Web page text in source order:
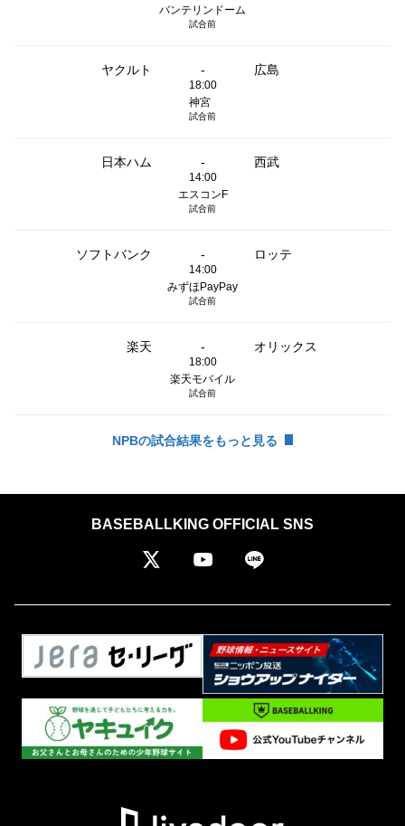
バンテリンドーム
試合前
ヤクルト - 広島
18:00
神宮
試合前
日本ハム - 西武
14:00
エスコンF
試合前
ソフトバンク - ロッテ
14:00
みずほPayPay
試合前
楽天 - オリックス
18:00
楽天モバイル
試合前
NPBの試合結果をもっと見る
BASEBALLKING OFFICIAL SNS